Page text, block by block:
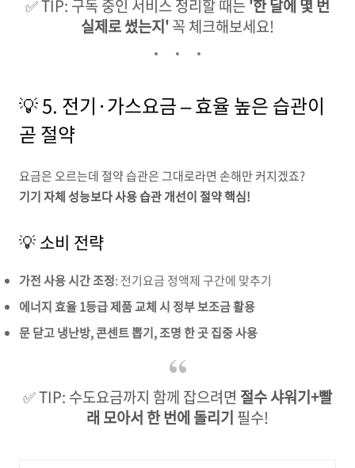
✅ TIP: 구독 중인 서비스 정리할 때는'한 달에 몇 번
실제로 썼는지'꼭 체크해보세요!
💡 5. 전기·가스요금 – 효율 높은 습관이
곧 절약
요금은 오르는데 절약 습관은 그대로라면 손해만 커지겠죠?
기기 자체 성능보다 사용 습관 개선이 절약 핵심!
💡 소비 전략
가전 사용 시간 조정: 전기요금 정액제 구간에 맞추기
에너지 효율 1등급 제품 교체 시 정부 보조금 활용
문 닫고 냉난방, 콘센트 뽑기, 조명 한 곳 집중 사용
✅ TIP: 수도요금까지 함께 잡으려면 절수 샤워기+빨
래 모아서 한 번에 돌리기 필수!